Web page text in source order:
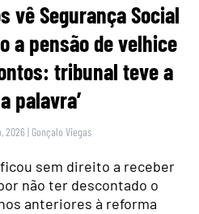
vê Segurança Social
a pensão de velhice
tribunal teve a
palavra’
2026 | Gonçalo Viegas
sem direito a receber
não ter descontado o
anteriores à reforma